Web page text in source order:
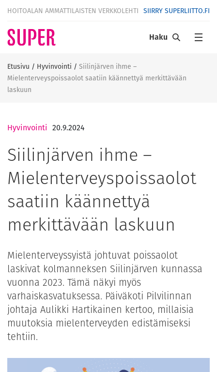
HOITOALAN AMMATTILAISTEN VERKKOLEHTI SIIRRY SUPERLIITTO.FI
Haku
Etusivu / Hyvinvointi / Siilinjärven ihme –
Mielenterveyspoissaolot saatiin käännettyä merkittävään
laskuun
Hyvinvointi 20.9.2024
Siilinjärven ihme –
Mielenterveyspoissaolot
saatiin käännettyä
merkittävään laskuun
Mielenterveyssyistä johtuvat poissaolot
laskivat kolmanneksen Siilinjärven kunnassa
vuonna 2023. Tämä näkyi myös
varhaiskasvatuksessa. Päiväkoti Pilvilinnan
johtaja Aulikki Hartikainen kertoo, millaisia
muutoksia mielenterveyden edistämiseksi
tehtiin.